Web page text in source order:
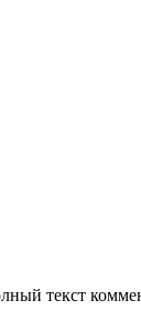
текст